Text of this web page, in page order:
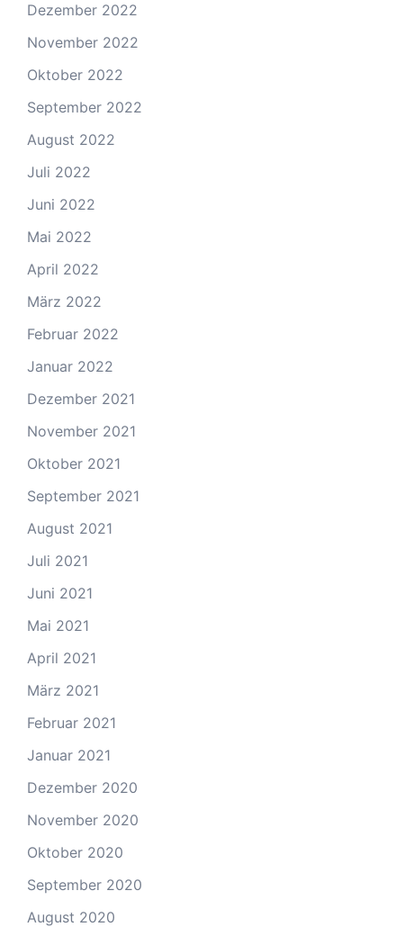
Dezember 2022
November 2022
Oktober 2022
September 2022
August 2022
Juli 2022
Juni 2022
Mai 2022
April 2022
März 2022
Februar 2022
Januar 2022
Dezember 2021
November 2021
Oktober 2021
September 2021
August 2021
Juli 2021
Juni 2021
Mai 2021
April 2021
März 2021
Februar 2021
Januar 2021
Dezember 2020
November 2020
Oktober 2020
September 2020
August 2020